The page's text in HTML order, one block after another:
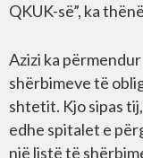
QKUK-së”, ka
Azizi ka
shërbimeve të
shtetit. Kjo sipas
edhe spitalet e
një listë të